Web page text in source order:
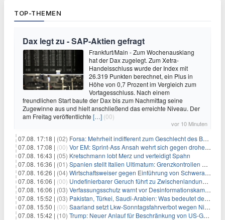
TOP-THEMEN
Dax legt zu - SAP-Aktien gefragt
Frankfurt/Main - Zum Wochenausklang
hat der Dax zugelegt. Zum Xetra-
Handelsschluss wurde der Index mit
26.319 Punkten berechnet, ein Plus in
Höhe von 0,7 Prozent im Vergleich zum
Vortagesschluss. Nach einem
freundlichen Start baute der Dax bis zum Nachmittag seine
Zugewinne aus und hielt anschließend das erreichte Niveau. Der
am Freitag veröffentlichte […] (00)
vor 10 Minuten
07.08. 17:18 | (02) Forsa: Mehrheit indifferent zum Geschlecht des Bundespräsidenten
07.08. 17:08 | (00) Vor EM: Sprint-Ass Ansah wehrt sich gegen drohende Sperre
07.08. 16:43 | (05) Kretschmann lobt Merz und verteidigt Spahn
07.08. 16:36 | (01) Spanien stellt Italien Ultimatum: Grenzkontrollen beenden
07.08. 16:26 | (04) Wirtschaftsweiser gegen Einführung von Schwerarbeiter-Rente
07.08. 16:06 | (00) Undefinierbarer Geruch führt zu Zwischenlandung von Flieger
07.08. 16:06 | (03) Verfassungsschutz warnt vor Desinformationskampagne gegen Merz
07.08. 15:52 | (03) Pakistan, Türkei, Saudi-Arabien: Was bedeutet der neue Pakt?
07.08. 15:50 | (00) Saarland setzt Lkw-Sonntagsfahrverbot wegen Niedrigwasser aus
07.08. 15:42 | (10) Trump: Neuer Anlauf für Beschränkung von US-Geburtsrecht